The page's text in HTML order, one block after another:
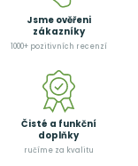
Jsme ověřeni
zákazníky
1000+ pozitivních recenzí
Čisté a funkční
doplňky
ručíme za kvalitu